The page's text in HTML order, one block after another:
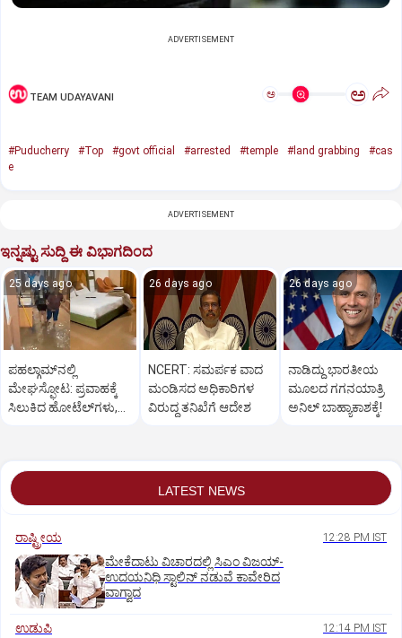
ADVERTISEMENT
TEAM UDAYAVANI ಅ ಅ
#Puducherry #Top #govt official #arrested #temple #land grabbing
#cas
e
ADVERTISEMENT
ಇನ್ನಷ್ಟು ಸುದ್ದಿ ಈ ವಿಭಾಗದಿಂದ
25 days ago
ಪಹಲ್ಗಾಮ್‌ನಲ್ಲಿ
ಮೇಘಸ್ಫೋಟ: ಪ್ರವಾಹಕ್ಕೆ
ಸಿಲುಕಿದ ಹೋಟೆಲ್‌ಗಳು,
26 days ago
NCERT: ಸಮರ್ಪಕ ವಾದ
ಮಂಡಿಸದ ಅಧಿಕಾರಿಗಳ
ವಿರುದ್ಧ ತನಿಖೆಗೆ ಆದೇಶ
26 days ago
ನಾಡಿದ್ದು ಭಾರತೀಯ
ಮೂಲದ ಗಗನಯಾತ್ರಿ
ಅನಿಲ್‌ ಬಾಹ್ಯಾಕಾಶಕ್ಕೆ!
LATEST NEWS
ರಾಷ್ಟ್ರೀಯ 12:28 PM IST
ಮೇಕೆದಾಟು ವಿಚಾರದಲ್ಲಿ ಸಿಎಂ ವಿಜಯ್-
ಉದಯನಿಧಿ ಸ್ಟಾಲಿನ್ ನಡುವೆ ಕಾವೇರಿದ
ವಾಗ್ವಾದ
ಉಡುಪಿ 12:14 PM IST